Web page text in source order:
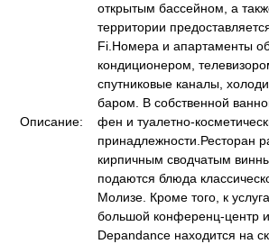
Описание:
открытым бассейном, а
территории
Fi.Номера и апартаменты
кондиционером,
спутниковые каналы,
баром. В собственной
фен и туалетно-
принадлежности.Ресторан
кирпичным сводчатым
подаются блюда
Молизе. Кроме того, к
большой конференц-центр
Depandance находится на